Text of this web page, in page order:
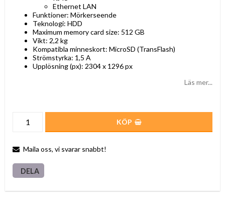
Ethernet LAN
Funktioner: Mörkerseende
Teknologi: HDD
Maximum memory card size: 512 GB
Vikt: 2,2 kg
Kompatibla minneskort: MicroSD (TransFlash)
Strömstyrka: 1,5 A
Upplösning (px): 2304 x 1296 px
Läs mer...
KÖP
Maila oss, vi svarar snabbt!
DELA